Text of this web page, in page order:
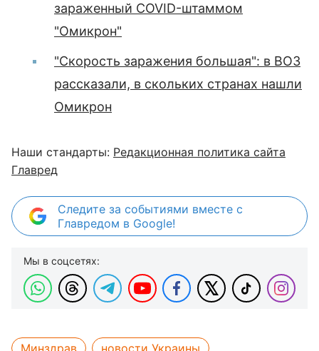
зараженный COVID-штаммом
"Омикрон"
"Скорость заражения большая": в ВОЗ
рассказали, в скольких странах нашли
Омикрон
Наши стандарты: Редакционная политика сайта
Главред
Следите за событиями вместе с
Главредом в Google!
Мы в соцсетях:
Минздрав
новости Украины